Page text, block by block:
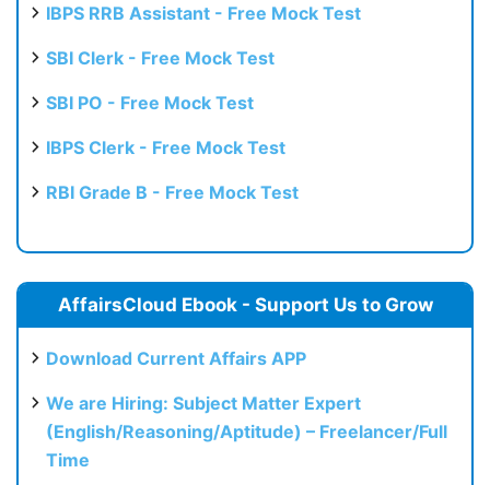
IBPS RRB Assistant - Free Mock Test
SBI Clerk - Free Mock Test
SBI PO - Free Mock Test
IBPS Clerk - Free Mock Test
RBI Grade B - Free Mock Test
AffairsCloud Ebook - Support Us to Grow
Download Current Affairs APP
We are Hiring: Subject Matter Expert
(English/Reasoning/Aptitude) – Freelancer/Full
Time